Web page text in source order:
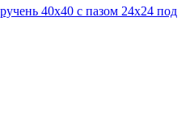
40х40 с пазом 24х24 под